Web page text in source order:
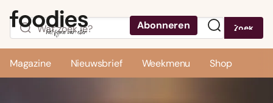
Abonneren Zoek
Magazine Nieuwsbrief Weekmenu Shop